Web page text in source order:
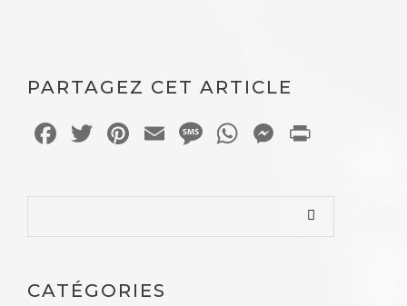
PARTAGEZ CET ARTICLE
Facebook
Twitter
Pinterest
EmailMessage
WhatsApp
CATÉGORIES